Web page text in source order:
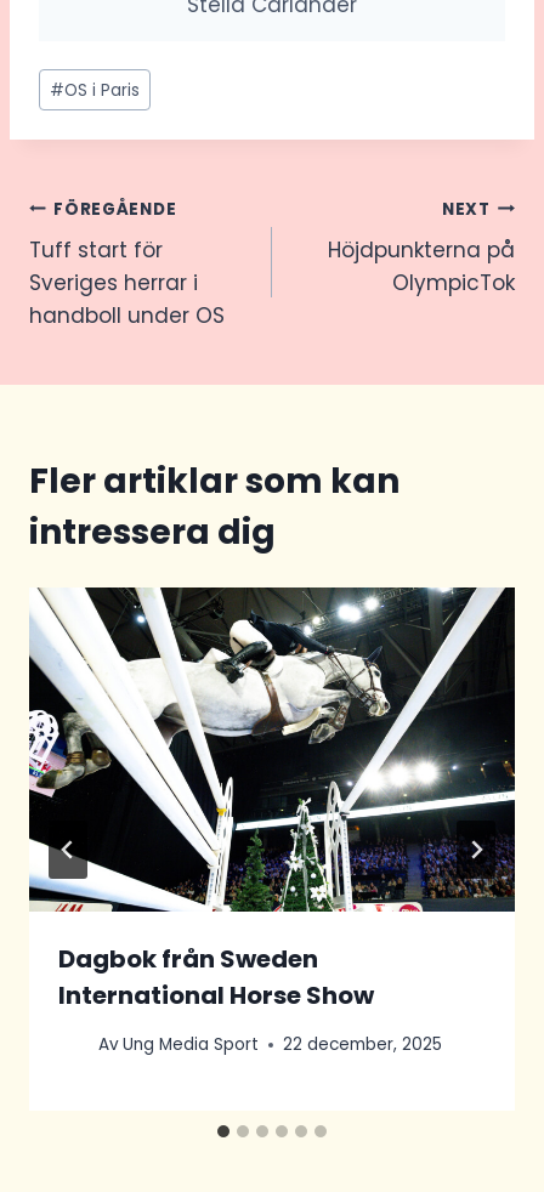
Post
Tags:
#OS i Paris
Inläggsnavigering
FÖREGÅENDE
Tuff start för
Sveriges herrar i
handboll under OS
NEXT
Höjdpunkterna på
OlympicTok
Fler artiklar som kan
intressera dig
Dagbok från Sweden
International Horse Show
AvUng Media Sport 22 december, 2025